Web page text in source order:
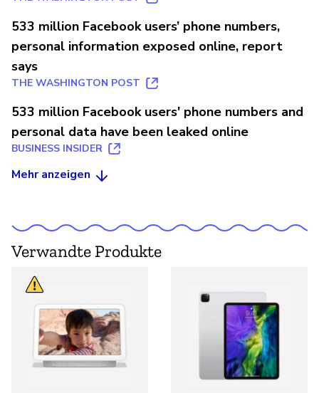
533 million Facebook users’ phone numbers,
personal information exposed online, report
says
THE WASHINGTON POST
533 million Facebook users' phone numbers and
personal data have been leaked online
BUSINESS INSIDER
Mehr anzeigen
Verwandte Produkte